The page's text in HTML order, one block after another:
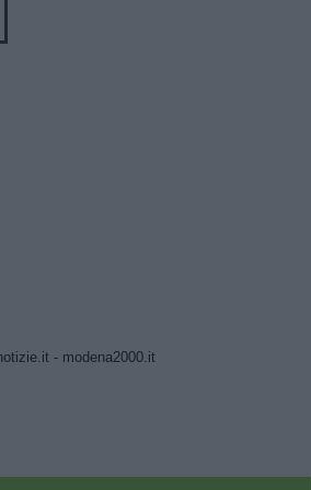
- modena2000.it